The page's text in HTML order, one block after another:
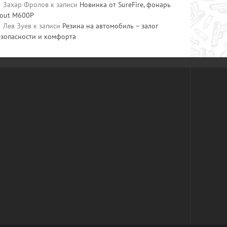
Захар Фролов к записи Новинка от SureFire, фонарь
M600P
Лев Зуев к записи Резина на автомобиль – залог
и комфорта